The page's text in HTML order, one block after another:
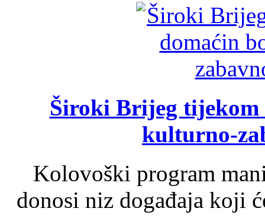
Široki Brijeg tijekom
kulturno-
Kolovoški program
donosi niz događaja koji